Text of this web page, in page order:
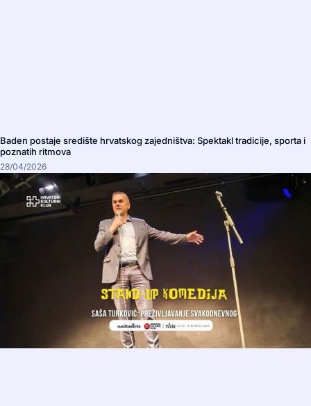
Baden postaje središte hrvatskog zajedništva: Spektakl tradicije, sporta i
poznatih ritmova
28/04/2026